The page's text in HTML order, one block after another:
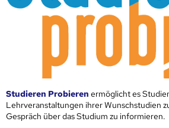
Studieren Probieren ermöglicht es
Lehrveranstaltungen ihrer Wunschstudien
Gespräch über das Studium zu informieren.